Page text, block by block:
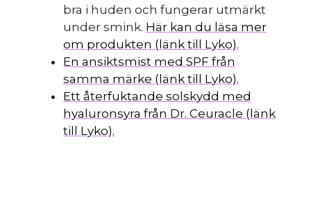
bra i huden och fungerar utmärkt
under smink. Här kan du läsa mer
om produkten (länk till Lyko).
En ansiktsmist med SPF från
samma märke (länk till Lyko).
Ett återfuktande solskydd med
hyaluronsyra från Dr. Ceuracle (länk
till Lyko).